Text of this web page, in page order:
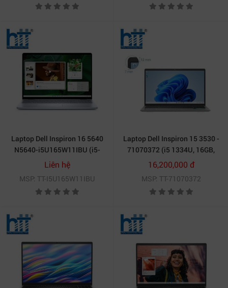
Laptop Dell Inspiron 16 5640
N5640-i5U165W11IBU (i5-
1334U/ Ram 16GB/ SSD
512GB/ Windows 11 Home/
Office Home 2024/ Microsoft
365 Basic 1Y/ 1Y/ Xanh)
Liên hệ
MSP: TT-I5U165W11IBU
Laptop Dell Inspiron 15 3530 -
71070372 (i5 1334U, 16GB,
512GB, Full HD 120Hz,
OfficeH24+365, Win11)
16,200,000 đ
MSP: TT-71070372